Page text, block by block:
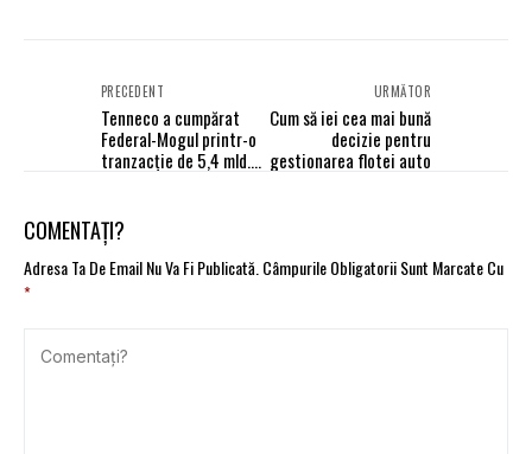
PRECEDENT
Tenneco a cumpărat
Federal-Mogul printr-o
tranzacţie de 5,4 mld.
URMĂTOR
Cum să iei cea mai bună
decizie pentru
gestionarea flotei auto
COMENTAȚI?
Adresa Ta De Email Nu Va Fi Publicată.Câmpurile Obligatorii Sunt Marcate Cu
*